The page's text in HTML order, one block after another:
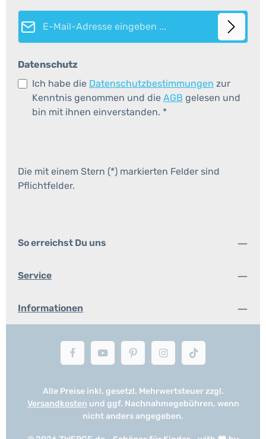
E-Mail-Adresse*
Datenschutz
Ich habe die Datenschutzbestimmungen zur
Kenntnis genommen und die AGB gelesen und
bin mit ihnen einverstanden. *
Die mit einem Stern (*) markierten Felder sind
Pflichtfelder.
So erreichst Du uns
Service
Informationen
Alle Preise inkl. gesetzl. Mehrwertsteuer zzgl.
Versandkosten und ggf. Nachnahmegebühren, wenn
nicht anders angegeben.